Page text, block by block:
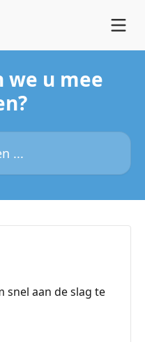
we u mee
snel aan de slag te